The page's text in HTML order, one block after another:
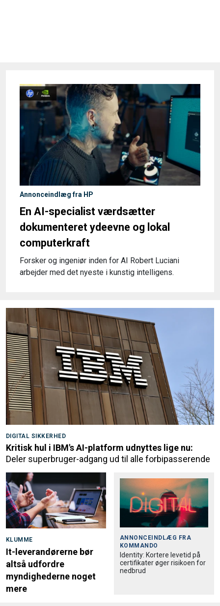
Annonceindlæg fra HP
En AI-specialist værdsætter
dokumenteret ydeevne og lokal
computerkraft
Forsker og ingeniør inden for AI Robert Luciani
arbejder med det nyeste i kunstig intelligens.
DIGITAL SIKKERHED
Kritisk hul i IBM's AI-platform udnyttes lige nu:
Deler superbruger-adgang ud til alle forbipasserende
KLUMME
It-leverandørerne bør
altså udfordre
myndighederne noget
mere
ANNONCEINDLÆG FRA
KOMMANDO
Identity: Kortere levetid på
certifikater øger risikoen for
nedbrud